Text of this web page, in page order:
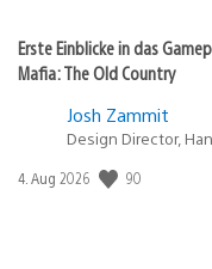
Erste Einblicke in das
Mafia: The Old Country
Josh Zammit
Design Director,
Veröffentlichungsdatum:
4. Aug 2026 90